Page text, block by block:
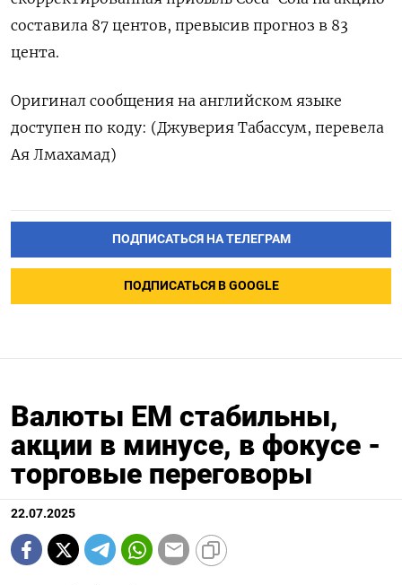
составила 87 центов, превысив прогноз в 83
цента.
Оригинал сообщения на английском языке
доступен по коду: (Джуверия Табассум, перевела
Ая Лмахамад)
ПОДПИСАТЬСЯ НА ТЕЛЕГРАМ
ПОДПИСАТЬСЯ В GOOGLE
Валюты ЕМ стабильны,
акции в минусе, в фокусе -
торговые переговоры
22.07.2025